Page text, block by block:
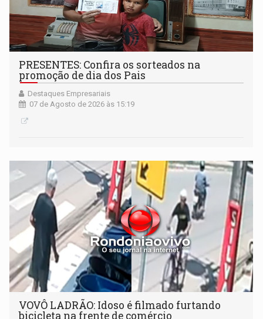
PRESENTES: Confira os sorteados na
promoção de dia dos Pais
Destaques Empresariais
07 de Agosto de 2026 às 15:19
VOVÔ LADRÃO: Idoso é filmado furtando
bicicleta na frente de comércio